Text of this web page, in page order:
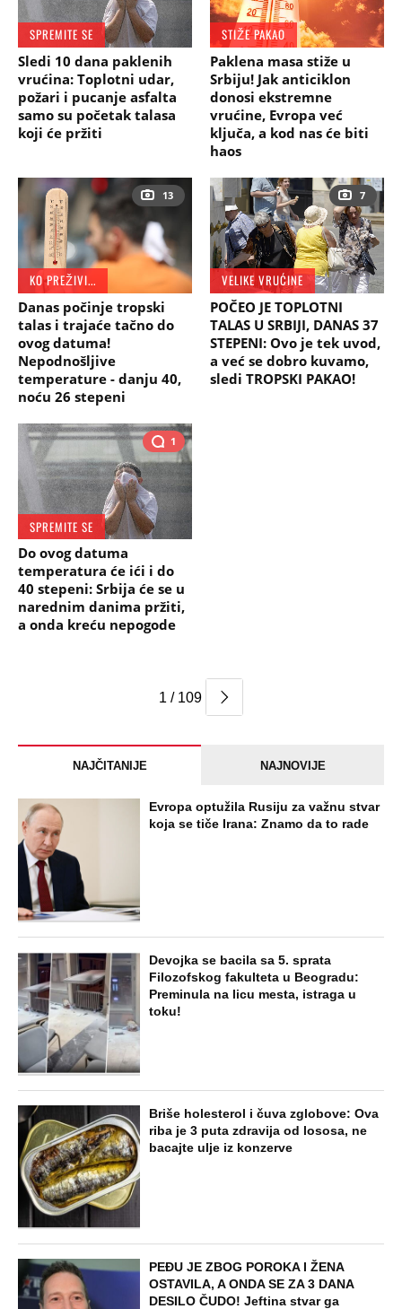
SPREMITE SE
Sledi 10 dana paklenih
vrućina: Toplotni udar,
požari i pucanje asfalta
samo su početak talasa
koji će pržiti
STIŽE PAKAO
Paklena masa stiže u
Srbiju! Jak anticiklon
donosi ekstremne
vrućine, Evropa već
ključa, a kod nas će biti
haos
13
KO PREŽIVI...
Danas počinje tropski
talas i trajaće tačno do
ovog datuma!
Nepodnošljive
temperature - danju 40,
noću 26 stepeni
7
VELIKE VRUĆINE
POČEO JE TOPLOTNI
TALAS U SRBIJI, DANAS 37
STEPENI: Ovo je tek uvod,
a već se dobro kuvamo,
sledi TROPSKI PAKAO!
1
SPREMITE SE
Do ovog datuma
temperatura će ići i do
40 stepeni: Srbija će se u
narednim danima pržiti,
a onda kreću nepogode
1 / 109
NAJČITANIJE NAJNOVIJE
Evropa optužila Rusiju za važnu stvar
koja se tiče Irana: Znamo da to rade
Devojka se bacila sa 5. sprata
Filozofskog fakulteta u Beogradu:
Preminula na licu mesta, istraga u
toku!
Briše holesterol i čuva zglobove: Ova
riba je 3 puta zdravija od lososa, ne
bacajte ulje iz konzerve
PEĐU JE ZBOG POROKA I ŽENA
OSTAVILA, A ONDA SE ZA 3 DANA
DESILO ČUDO! Jeftina stvar ga